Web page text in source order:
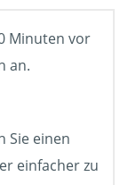
Minuten vor
an.
Sie einen
einfacher zu